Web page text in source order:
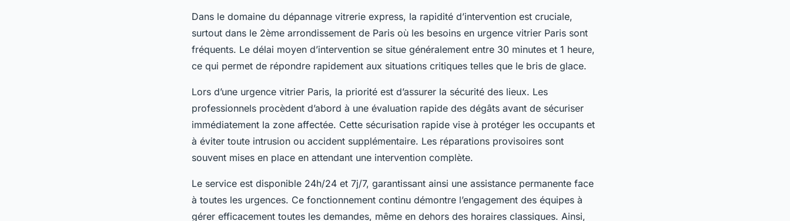
Dans le domaine du dépannage vitrerie express, la rapidité d’intervention est cruciale,
surtout dans le 2ème arrondissement de Paris où les besoins en urgence vitrier Paris sont
fréquents. Le délai moyen d’intervention se situe généralement entre 30 minutes et 1 heure,
ce qui permet de répondre rapidement aux situations critiques telles que le bris de glace.
Lors d’une urgence vitrier Paris, la priorité est d’assurer la sécurité des lieux. Les
professionnels procèdent d’abord à une évaluation rapide des dégâts avant de sécuriser
immédiatement la zone affectée. Cette sécurisation rapide vise à protéger les occupants et
à éviter toute intrusion ou accident supplémentaire. Les réparations provisoires sont
souvent mises en place en attendant une intervention complète.
Le service est disponible 24h/24 et 7j/7, garantissant ainsi une assistance permanente face
à toutes les urgences. Ce fonctionnement continu démontre l’engagement des équipes à
gérer efficacement toutes les demandes, même en dehors des horaires classiques. Ainsi,